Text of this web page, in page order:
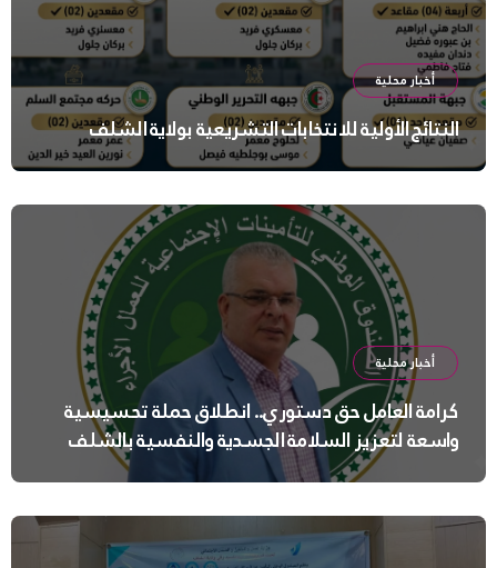
أخبار محلية
النتائج الأولية للانتخابات التشريعية بولاية الشلف
أخبار محلية
كرامة العامل حق دستوري.. انطلاق حملة تحسيسية
واسعة لتعزيز السلامة الجسدية والنفسية بالشلف